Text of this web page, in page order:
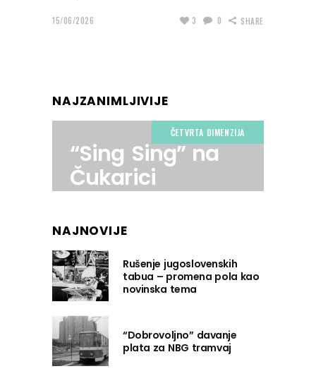
15/06/2026 3 0 SHARE
NAJZANIMLJIVIJE
ČETVRTA DIMENZIJA
“Sing Sing” na
Čukarici
NAJNOVIJE
Rušenje jugoslovenskih
tabua – promena pola kao
novinska tema
“Dobrovoljno” davanje
plata za NBG tramvaj